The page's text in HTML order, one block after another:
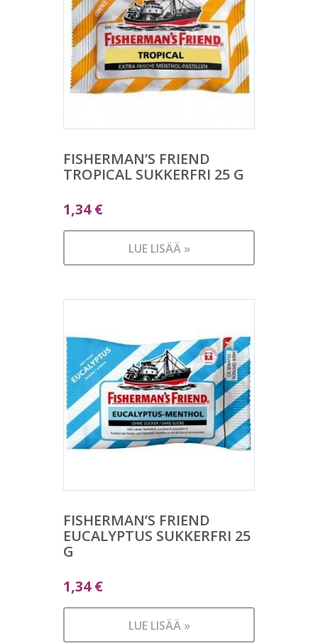
FISHERMAN’S FRIEND
TROPICAL SUKKERFRI 25 G
1,34€
LUE LISÄÄ »
FISHERMAN’S FRIEND
EUCALYPTUS SUKKERFRI 25
G
1,34€
LUE LISÄÄ »